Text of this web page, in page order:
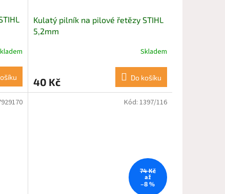
Kulatý pilník na pilové řetězy STIHL
5,2mm
Skladem
40 Kč Do košíku
74 Kč
až
–8 %
Kód: 1397/116